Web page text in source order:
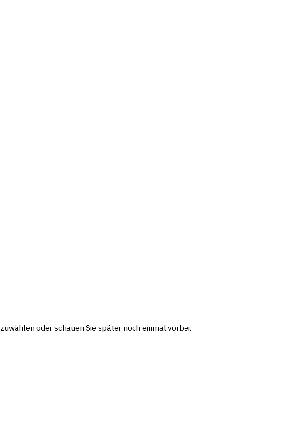
oder schauen Sie später noch einmal vorbei.